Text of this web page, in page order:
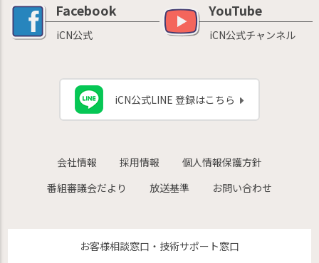
Facebook
iCN公式
YouTube
iCN公式チャンネル
iCN公式LINE 登録はこちら
会社情報 採用情報
個人情報保護方針
番組審議会だより
放送基準 お問い合わせ
お客様相談窓口・技術サポート窓口